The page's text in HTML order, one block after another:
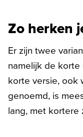
Zo herken
Er zijn twee
namelijk de
korte versie, ook
genoemd, is
lang, met kortere